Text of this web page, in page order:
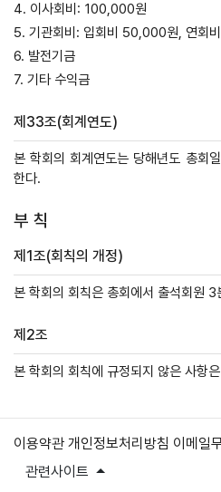
4. 이사회비: 100,000원
5. 기관회비: 입회비 50,000원, 연회
6. 발전기금
7. 기타 수익금
제33조(회계연도)
본 학회의 회계연도는 당해년도 총회
한다.
부 칙
제1조(회칙의 개정)
본 학회의 회칙은 총회에서 출석회원
제2조
본 학회의 회칙에 규정되지 않은 사항
이용약관 개인정보처리방침 이메일
관련사이트